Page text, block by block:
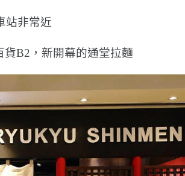
站非常近
B2，新開幕的通堂拉麵